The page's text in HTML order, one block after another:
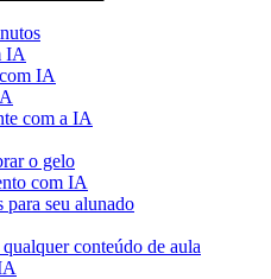
IA
IA
com a IA
o gelo
com IA
para seu alunado
conteúdo de aula